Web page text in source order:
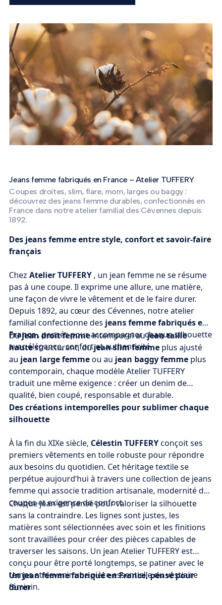
Jeans femme fabriqués en France – Atelier TUFFERY
Coupes droites, slim, flare, mom, larges ou baggy :
découvrez des jeans femme durables, confectionnés en
France dans notre atelier familial des Cévennes depuis
1892.
Des jeans femme entre style, confort et savoir-faire
français
ChezAtelier TUFFERY , un jean femme ne se résume
pas à une coupe. Il exprime une allure, une matière,
une façon de vivre le vêtement et de le faire durer.
Depuis 1892, au cœur des Cévennes, notre atelier
familial confectionne des jeans femme fabriqués en
France, pensés pour accompagner chaque silhouette
avec élégance, confort et authenticité.
Dujean droit femmeintemporel aujean taille
hautestructurant, dujean slim femme
au jean large femmeou au jean baggy femme
contemporain, chaque modèle Atelier TUFFERY
traduit une même exigence : créer un denim de
qualité, bien coupé, responsable et durable.
Des créations intemporelles pour sublimer chaque
silhouette
À la fin du XIXe siècle, Célestin TUFFERYconçoit ses
premiers vêtements en toile robuste pour répondre
aux besoins du quotidien. Cet héritage textile se
perpétue aujourd’hui à travers une collection de jeans
femme qui associe tradition artisanale, modernité des
coupes et exigence de confort.
Chaque jean est pensé pour valoriser la silhouette
sans la contraindre. Les lignes sont justes, les
matières sont sélectionnées avec soin et les finitions
sont travaillées pour créer des pièces capables de
traverser les saisons. Un jean Atelier TUFFERY est
conçu pour être porté longtemps, se patiner avec le
temps et devenir une pièce essentielle du vestiaire
féminin.
Un jean femme fabriqué en France, pensé pour
durer